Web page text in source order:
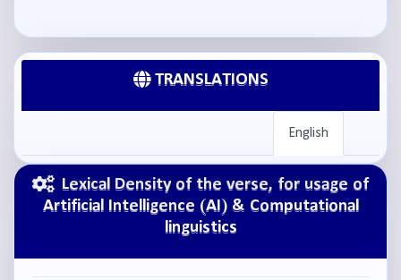
Lexical Density of the verse, for usage of
Artificial Intelligence (AI) & Computational
linguistics
TRANSLATIONS
English